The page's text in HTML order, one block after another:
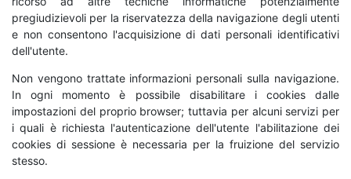
pregiudizievoli per la riservatezza della navigazione degli utenti
e non consentono l'acquisizione di dati personali identificativi
dell'utente.
Non vengono trattate informazioni personali sulla navigazione.
In ogni momento è possibile disabilitare i cookies dalle
impostazioni del proprio browser; tuttavia per alcuni servizi per
i quali è richiesta l'autenticazione dell'utente l'abilitazione dei
cookies di sessione è necessaria per la fruizione del servizio
stesso.